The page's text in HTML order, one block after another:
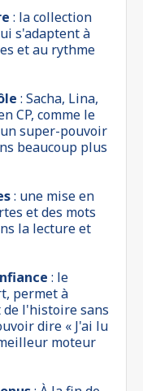
: la collection
s'adaptent à
et au rythme
: Sacha, Lina,
CP, comme le
super-pouvoir
beaucoup plus
: une mise en
et des mots
la lecture et
: le
permet à
l'histoire sans
dire « J'ai lu
moteur